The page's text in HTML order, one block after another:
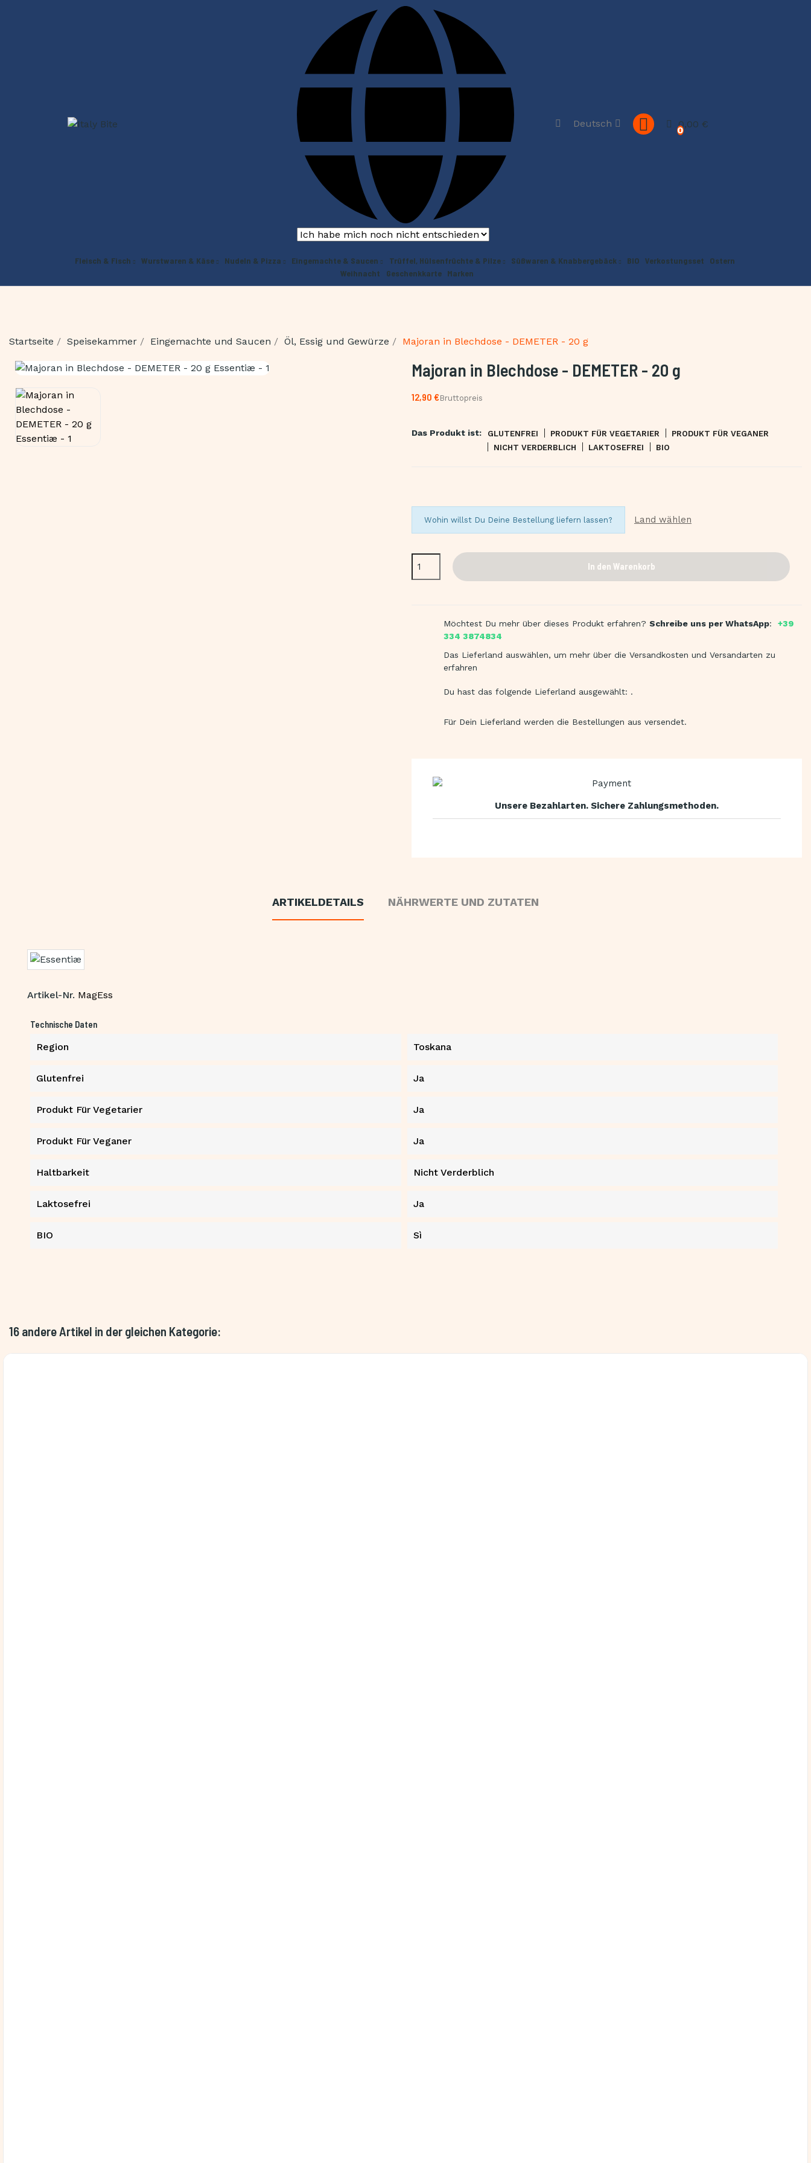
Deutsch 0,00 €
0
Fleisch & Fisch Wurstwaren & Käse Nudeln & Pizza Eingemachte & Saucen Trüffel, Hülsenfrüchte & Pilze Süßwaren & Knabbergebäck BIO Verkostungsset
Ostern
Weihnacht
Geschenkkarte Marken
Startseite Speisekammer Eingemachte und Saucen Öl, Essig und Gewürze Majoran in Blechdose - DEMETER - 20 g
Majoran in Blechdose - DEMETER - 20 g
12,90 €Bruttopreis
Das Produkt ist: GLUTENFREI PRODUKT FÜR VEGETARIER
PRODUKT FÜR VEGANER
NICHT VERDERBLICH
LAKTOSEFREI BIO
Wohin willst Du Deine Bestellung liefern lassen? Land wählen
In den Warenkorb
Möchtest Du mehr über dieses Produkt erfahren? Schreibe uns per WhatsApp:
+39
334 3874834
Das Lieferland auswählen, um mehr über die Versandkosten und Versandarten zu
erfahren
Du hast das folgende Lieferland ausgewählt: .
Für Dein Lieferland werden die Bestellungen aus versendet.
Unsere Bezahlarten. Sichere Zahlungsmethoden.
ARTIKELDETAILS NÄHRWERTE UND ZUTATEN
Artikel-Nr. MagEss
Technische Daten
Region Toskana
Glutenfrei Ja
Produkt Für Vegetarier Ja
Produkt Für Veganer Ja
Haltbarkeit Nicht Verderblich
Laktosefrei Ja
BIO Sì
16 andere Artikel in der gleichen Kategorie: